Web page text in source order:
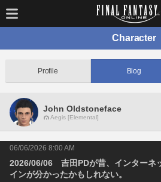
Character
Profile Blog
John Oldstoneface
Aegis [Elemental]
06/06/2026 8:00 AM
2026/06/06 吉田PDが昔、インターネ
インが分かったかもしれない。